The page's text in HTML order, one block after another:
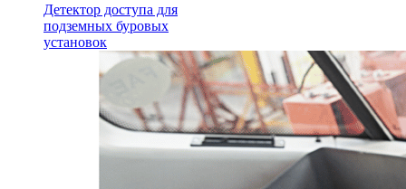
Детектор доступа для
подземных буровых
установок